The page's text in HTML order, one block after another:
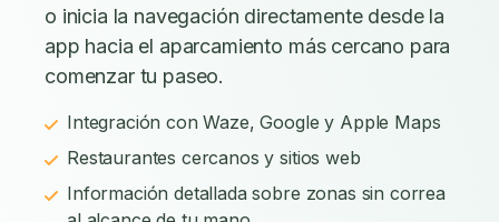
o inicia la navegación directamente desde la
app hacia el aparcamiento más cercano para
comenzar tu paseo.
Integración con Waze, Google y Apple Maps
Restaurantes cercanos y sitios web
Información detallada sobre zonas sin correa